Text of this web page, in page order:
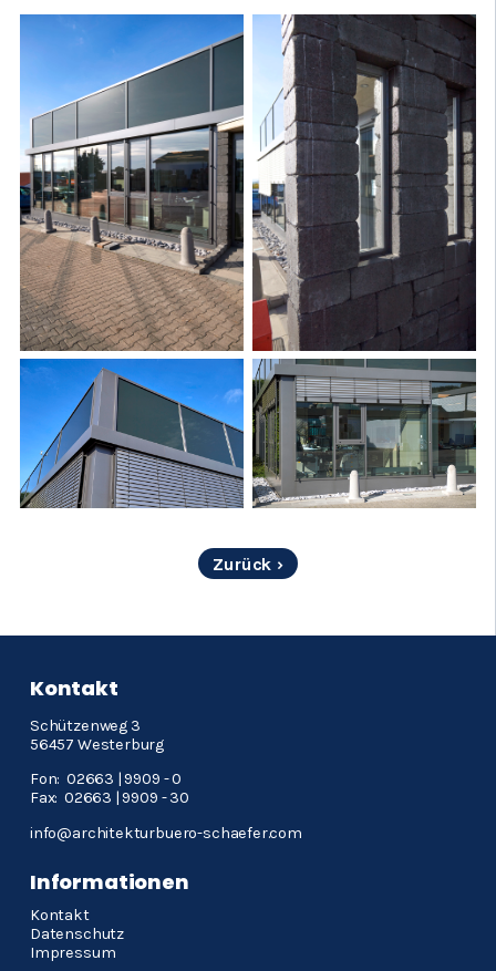
Zurück
Kontakt
Schützenweg 3
56457 Westerburg
Fon: 02663 | 9909 - 0
Fax: 02663 | 9909 - 30
info@architekturbuero-schaefer.com
Informationen
Navigation
überspringen
Kontakt
Datenschutz
Impressum